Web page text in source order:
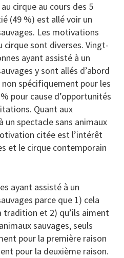
cirque au cours des 5
(49 %) est allé voir un
Les motivations
cirque sont diverses. Vingt-
ayant assisté à un
y sont allés d’abord
spécifiquement pour les
pour cause d’opportunités
Quant aux
un spectacle sans animaux
citée est l’intérêt
et le cirque contemporain
ayant assisté à un
parce que 1) cela
tradition et 2) qu’ils aiment
sauvages, seuls
pour la première raison
pour la deuxième raison.